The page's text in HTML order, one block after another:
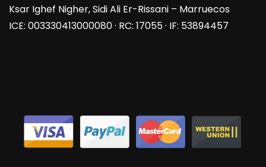
Ksar Ighef Nigher, Sidi Ali Er-Rissani – Marruecos
ICE: 003330413000080 · RC: 17055 · IF: 53894457